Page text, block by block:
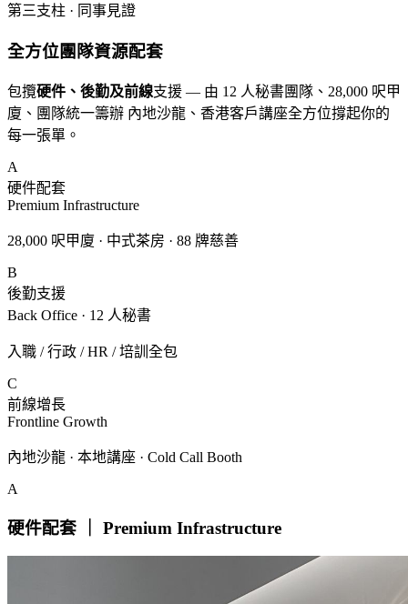
第三支柱 · 同事見證
全方位團隊資源配套
包攬硬件、後勤及前線支援 — 由 12 人秘書團隊、28,000 呎甲
廈、團隊統一籌辦 內地沙龍、香港客戶講座全方位撐起你的
每一張單。
A
硬件配套
Premium Infrastructure
28,000 呎甲廈 · 中式茶房 · 88 牌慈善
B
後勤支援
Back Office · 12 人秘書
入職 / 行政 / HR / 培訓全包
C
前線增長
Frontline Growth
內地沙龍 · 本地講座 · Cold Call Booth
A
硬件配套 ｜ Premium Infrastructure